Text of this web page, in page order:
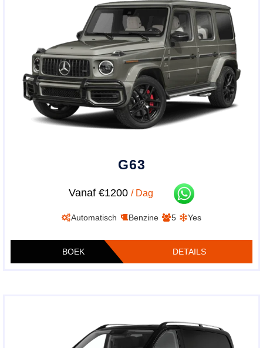
G63
Vanaf €1200 / Dag
Automatisch Benzine 5 Yes
BOEK DETAILS